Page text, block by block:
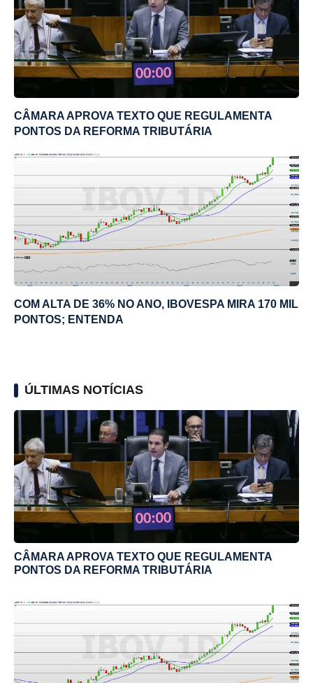
CÂMARA APROVA TEXTO QUE REGULAMENTA
PONTOS DA REFORMA TRIBUTÁRIA
COM ALTA DE 36% NO ANO, IBOVESPA MIRA 170 MIL
PONTOS; ENTENDA
ÚLTIMAS NOTÍCIAS
CÂMARA APROVA TEXTO QUE REGULAMENTA
PONTOS DA REFORMA TRIBUTÁRIA